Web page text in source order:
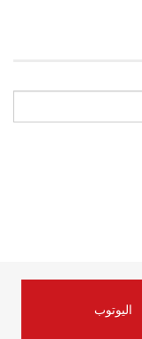
المعلومة
اليوتوب